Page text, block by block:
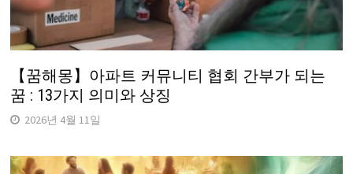
【꿈해몽】아파트 커뮤니티 협회 간부가 되는
꿈 : 13가지 의미와 상징
2026년 4월 11일